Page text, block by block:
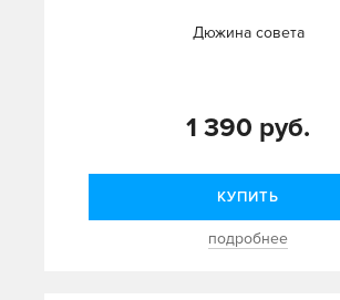
Дюжина совета
1 390 руб.
КУПИТЬ
подробнее